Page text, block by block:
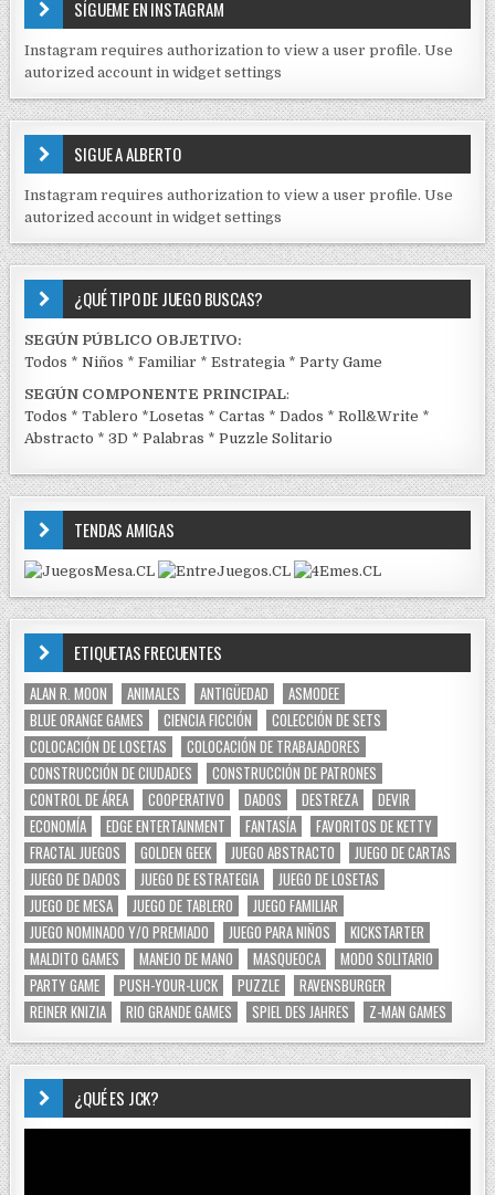
I
D
S
E
J
C
K
SÍGUEME EN INSTAGRAM
Instagram requires authorization to view a user profile. Use
autorized account in widget settings
SIGUE A ALBERTO
Instagram requires authorization to view a user profile. Use
autorized account in widget settings
¿QUÉ TIPO DE JUEGO BUSCAS?
SEGÚN PÚBLICO OBJETIVO:
Todos *Niños *Familiar *Estrategia *Party Game
SEGÚN COMPONENTE PRINCIPAL:
Todos *Tablero *Losetas *Cartas *Dados *Roll&Write *
Abstracto *3D *Palabras *Puzzle Solitario
TENDAS AMIGAS
ETIQUETAS FRECUENTES
ALAN R. MOON ANIMALES ANTIGÜEDAD
ASMODEE
BLUE ORANGE GAMES
CIENCIA FICCIÓN
COLECCIÓN DE SETS
COLOCACIÓN DE LOSETAS
COLOCACIÓN DE TRABAJADORES
CONSTRUCCIÓN DE CIUDADES
CONSTRUCCIÓN DE PATRONES
CONTROL DE ÁREA
COOPERATIVO DADOS DESTREZA
DEVIR
ECONOMÍA
EDGE ENTERTAINMENT FANTASÍA
FAVORITOS DE KETTY
FRACTAL JUEGOS
GOLDEN GEEK JUEGO ABSTRACTO
JUEGO DE CARTAS
JUEGO DE DADOS
JUEGO DE ESTRATEGIA
JUEGO DE LOSETAS
JUEGO DE MESA
JUEGO DE TABLERO
JUEGO FAMILIAR
JUEGO NOMINADO Y/O PREMIADO
JUEGO PARA NIÑOS
KICKSTARTER
MALDITO GAMES
MANEJO DE MANO MASQUEOCA
MODO SOLITARIO
PARTY GAME
PUSH-YOUR-LUCK PUZZLE
RAVENSBURGER
REINER KNIZIA
RIO GRANDE GAMES SPIEL DES JAHRES Z-MAN GAMES
¿QUÉ ES JCK?